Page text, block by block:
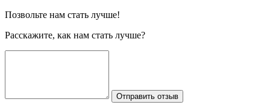
Позвольте нам стать лучше!
Расскажите, как нам стать лучше?
Отправить отзыв